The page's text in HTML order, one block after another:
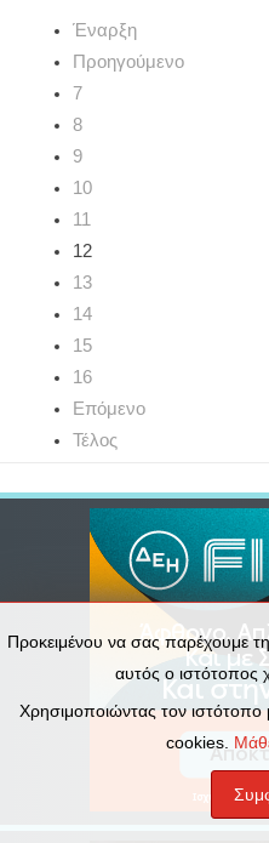
Έναρξη
Προηγούμενο
7
8
9
10
11
12
13
14
15
16
Επόμενο
Τέλος
Προκειμένου να σας παρέχουμε
αυτός ο ιστότοπος
Χρησιμοποιώντας τον
cookies.